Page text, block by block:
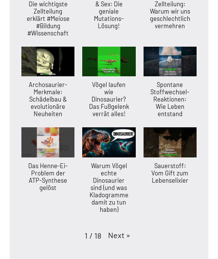
Die wichtigste
Zellteilung
erklärt #Meiose
#Bildung
#Wissenschaft
& Sex: Die
geniale
Mutations-
Lösung!
Zellteilung:
Warum wir uns
geschlechtlich
vermehren
Archosaurier-
Merkmale:
Schädelbau &
evolutionäre
Neuheiten
Vögel laufen
wie
Dinosaurier?
Das Fußgelenk
verrät alles!
Spontane
Stoffwechsel-
Reaktionen:
Wie Leben
entstand
Das Henne-Ei-
Problem der
ATP-Synthese
gelöst
Warum Vögel
echte
Dinosaurier
sind (und was
Kladogramme
damit zu tun
haben)
Sauerstoff:
Vom Gift zum
Lebenselixier
1 / 18 Next »